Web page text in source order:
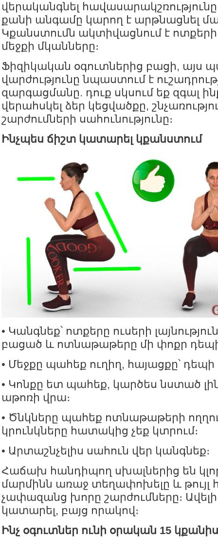
վերականգնել
քանի անգամը կարող է արթնացնել
Կքանստումն ակտիվացնում է
մեջքի մկանները։
Ֆիզիկական օգուտներից բացի, այս
վարժությունը նպաստում է
զարգացմանը. դուք սկսում եք զգալ
վերահսկել ձեր կեցվածքը,
շարժումների սահունությունը։
Ինչպես ճիշտ կատարել կքանստում
• Կանգնեք՝ ոտքերը ուսերի
բացած և ոտնաթաթերը մի փոքր դեպի
• Մեջքը պահեք ուղիղ, հայացքը՝
• Կոնքը ետ պահեք, կարծես նստած
աթոռի վրա։
• Ծնկները պահեք ոտնաթաթերի
կրունկները հատակից չեք կտրում։
• Արտաշնչելիս սահուն վեր կանգնեք։
Հաճախ հանդիպող սխալներից են
մարմինն առաջ տեղափոխելը և թույլ
չափազանց խորը շարժումները։ Ավելի
կատարել, բայց որակով։
Ինչ օգուտներ ունի օրական 15